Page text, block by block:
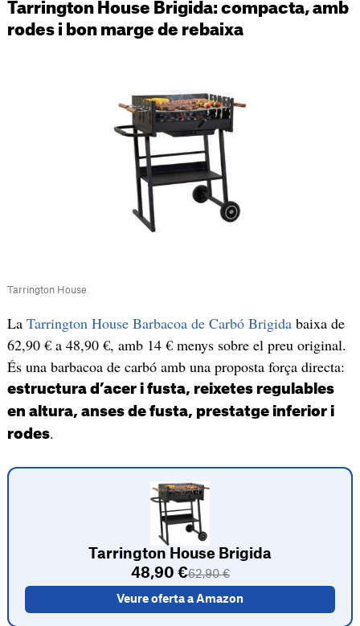
Tarrington House Brigida: compacta, amb
rodes i bon marge de rebaixa
Tarrington House
La Tarrington House Barbacoa de Carbó Brigidabaixa de
62,90 € a 48,90 €, amb 14 € menys sobre el preu original.
És una barbacoa de carbó amb una proposta força directa:
estructura d’acer i fusta, reixetes regulables
en altura, anses de fusta, prestatge inferior i
rodes.
Tarrington House Brigida
48,90 €62,90 €
Veure oferta a Amazon